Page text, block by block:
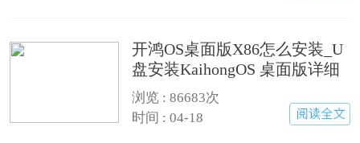
开鸿OS桌面版X86怎么安装_U
盘安装KaihongOS 桌面版详细
图文教程
浏览 :86683次
时间 : 04-18